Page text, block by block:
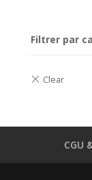
Filtrer par
CGU